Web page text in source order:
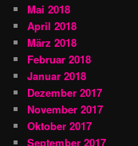
Mai 2018
April 2018
März 2018
Februar 2018
Januar 2018
Dezember 2017
November 2017
Oktober 2017
September 2017